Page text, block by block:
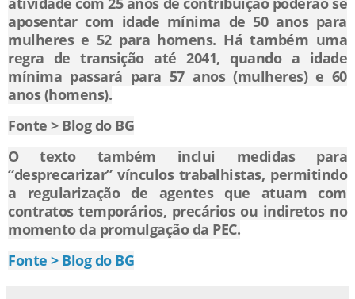
aposentar com idade mínima de 50 anos para
mulheres e 52 para homens. Há também uma
regra de transição até 2041, quando a idade
mínima passará para 57 anos (mulheres) e 60
anos (homens).
Fonte > Blog do BG
O texto também inclui medidas para
“desprecarizar” vínculos trabalhistas, permitindo
a regularização de agentes que atuam com
contratos temporários, precários ou indiretos no
momento da promulgação da PEC.
Fonte > Blog do BG